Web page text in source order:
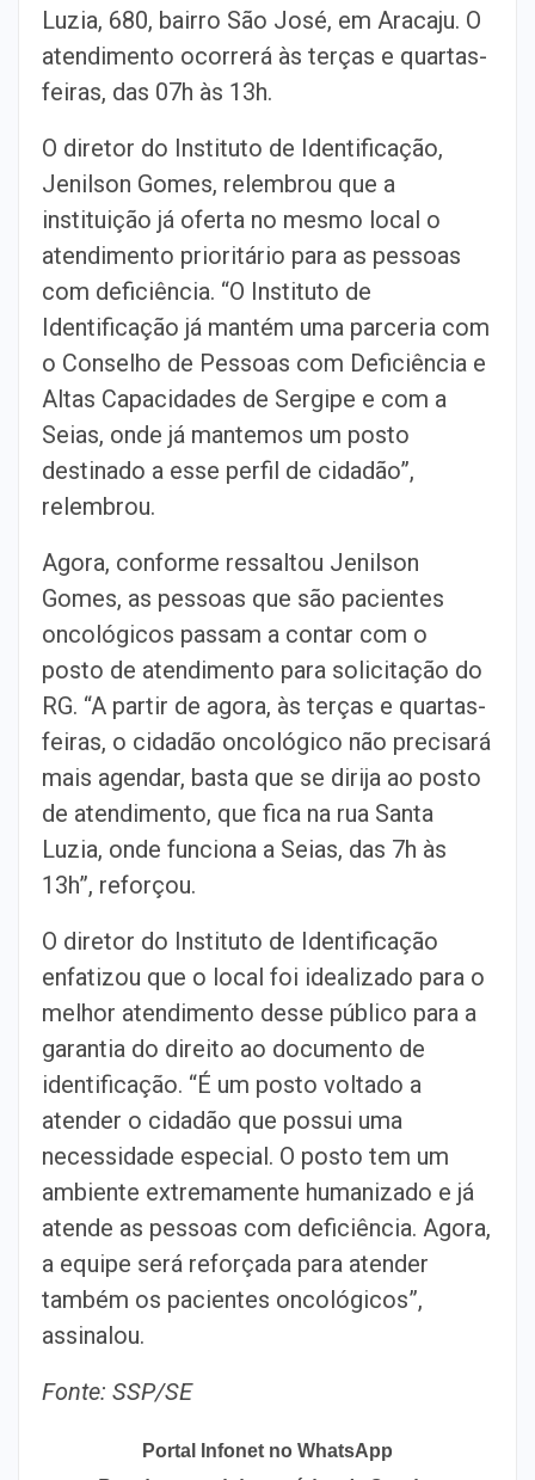
Luzia, 680, bairro São José, em Aracaju. O
atendimento ocorrerá às terças e quartas-
feiras, das 07h às 13h.
O diretor do Instituto de Identificação,
Jenilson Gomes, relembrou que a
instituição já oferta no mesmo local o
atendimento prioritário para as pessoas
com deficiência. “O Instituto de
Identificação já mantém uma parceria com
o Conselho de Pessoas com Deficiência e
Altas Capacidades de Sergipe e com a
Seias, onde já mantemos um posto
destinado a esse perfil de cidadão”,
relembrou.
Agora, conforme ressaltou Jenilson
Gomes, as pessoas que são pacientes
oncológicos passam a contar com o
posto de atendimento para solicitação do
RG. “A partir de agora, às terças e quartas-
feiras, o cidadão oncológico não precisará
mais agendar, basta que se dirija ao posto
de atendimento, que fica na rua Santa
Luzia, onde funciona a Seias, das 7h às
13h”, reforçou.
O diretor do Instituto de Identificação
enfatizou que o local foi idealizado para o
melhor atendimento desse público para a
garantia do direito ao documento de
identificação. “É um posto voltado a
atender o cidadão que possui uma
necessidade especial. O posto tem um
ambiente extremamente humanizado e já
atende as pessoas com deficiência. Agora,
a equipe será reforçada para atender
também os pacientes oncológicos”,
assinalou.
Fonte: SSP/SE
Portal Infonet no WhatsApp